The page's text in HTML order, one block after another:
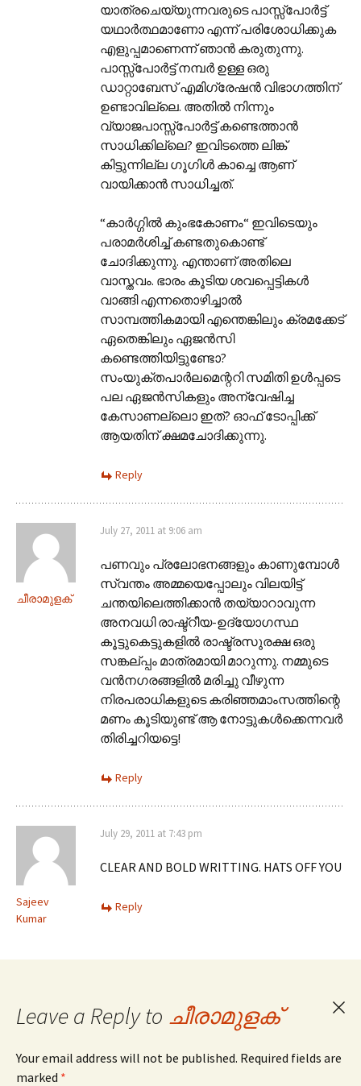
യാത്രചെയ്യുന്നവരുടെ പാസ്സ്‌പോർട്ട്
യഥാർത്ഥമാണോ എന്ന് പരിശോധിക്കുക
എളുപ്പമാണെന്ന് ഞാൻ കരുതുന്നു.
പാസ്സ്‌പോർട്ട് നമ്പർ ഉള്ള ഒരു
ഡാറ്റാബേസ് എമിഗ്രേഷൻ വിഭാഗത്തിന്
ഉണ്ടാവില്ലെ. അതിൽ നിന്നും
വ്യാജപാസ്സ്‌പോർട്ട് കണ്ടെത്താൻ
സാധിക്കില്ലെ? ഇവിടത്തെ ലിങ്ക്
കിട്ടുന്നില്ല ഗൂഗിൾ കാച്ചെ ആണ്
വായിക്കാൻ സാധിച്ചത്.
“കാർഗ്ഗിൽ കുംഭകോണം“ ഇവിടെയും
പരാമർശിച്ച് കണ്ടതുകൊണ്ട്
ചോദിക്കുന്നു. എന്താണ് അതിലെ
വാസ്തവം. ഭാരം കൂടിയ ശവപ്പെട്ടികൾ
വാങ്ങി എന്നതൊഴിച്ചാൽ
സാമ്പത്തികമായി എന്തെങ്കിലും ക്രമക്കേട്
ഏതെങ്കിലും ഏജൻസി
കണ്ടെത്തിയിട്ടുണ്ടോ?
സം‌യുക്തപാർലമെന്ററി സമിതി ഉൾപ്പടെ
പല ഏജൻസികളും അന്വേഷിച്ച
കേസാണല്ലൊ ഇത്? ഓഫ് ടോപ്പിക്ക്
ആയതിന് ക്ഷമചോദിക്കുന്നു.
Reply
ചീരാമുളക്
July 27, 2011 at 9:06 am
പണവും പ്രലോഭനങ്ങളും കാണുമ്പോള്‍
സ്വന്തം അമ്മയെപ്പോലും വിലയിട്ട്
ചന്തയിലെത്തിക്കാന്‍ തയ്യാറാവുന്ന
അനവധി രാഷ്ട്റീയ-ഉദ്യോഗസ്ഥ
കൂട്ടുകെട്ടുകളില്‍ രാഷ്ട്രസുരക്ഷ ഒരു
സങ്കല്പ്പം മാത്രമായി മാറുന്നു. നമ്മുടെ
വന്‍‌നഗരങ്ങളില്‍ മരിച്ചു വീഴുന്ന
നിരപരാധികളുടെ കരിഞ്ഞമാംസത്തിന്റെ
മണം കൂടിയുണ്ട് ആ നോട്ടുകള്‍ക്കെന്നവര്‍
തിരിച്ചറിയട്ടെ!
Reply
Sajeev
Kumar
July 29, 2011 at 7:43 pm
CLEAR AND BOLD WRITTING. HATS OFF YOU
Reply
Leave a Reply to ചീരാമുളക്
Your email address will not be published. Required fields are
marked *